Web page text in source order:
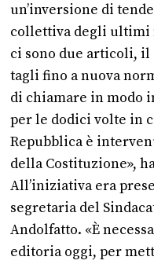
un’inversione di
collettiva degli ultimi
ci sono due articoli, il
tagli fino a nuova
di chiamare in modo
per le dodici volte in
Repubblica è
della Costituzione»,
All’iniziativa era
segretaria del
Andolfatto. «È
editoria oggi, per